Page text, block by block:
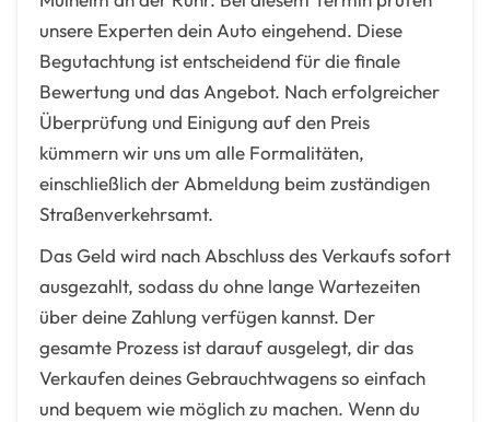
unsere Experten dein Auto eingehend. Diese
Begutachtung ist entscheidend für die finale
Bewertung und das Angebot. Nach erfolgreicher
Überprüfung und Einigung auf den Preis
kümmern wir uns um alle Formalitäten,
einschließlich der Abmeldung beim zuständigen
Straßenverkehrsamt.
Das Geld wird nach Abschluss des Verkaufs sofort
ausgezahlt, sodass du ohne lange Wartezeiten
über deine Zahlung verfügen kannst. Der
gesamte Prozess ist darauf ausgelegt, dir das
Verkaufen deines Gebrauchtwagens so einfach
und bequem wie möglich zu machen. Wenn du